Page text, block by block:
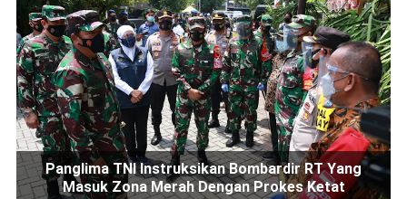
Panglima TNI Instruksikan Bombardir RT Yang
Masuk Zona Merah Dengan Prokes Ketat